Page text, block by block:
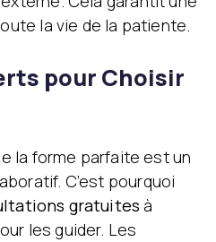
la vie de la patiente.
pour Choisir
la forme parfaite est un
C’est pourquoi
gratuites à
les guider. Les